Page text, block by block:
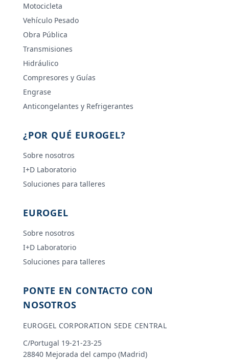
Motocicleta
Vehículo Pesado
Obra Pública
Transmisiones
Hidráulico
Compresores y Guías
Engrase
Anticongelantes y Refrigerantes
¿POR QUÉ EUROGEL?
Sobre nosotros
I+D Laboratorio
Soluciones para talleres
EUROGEL
Sobre nosotros
I+D Laboratorio
Soluciones para talleres
PONTE EN CONTACTO CON
NOSOTROS
EUROGEL CORPORATION SEDE CENTRAL
C/Portugal 19-21-23-25
28840 Mejorada del campo (Madrid)